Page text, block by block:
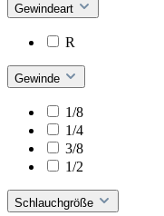
Gewindeart
R
Gewinde
1/8
1/4
3/8
1/2
Schlauchgröße